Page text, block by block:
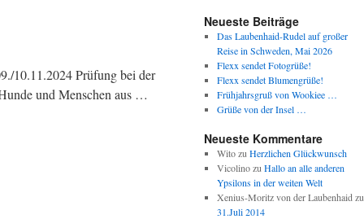
10.11.2024 Prüfung bei der
und Menschen aus …
Neueste Beiträge
Das Laubenhaid-Rudel auf großer
Reise in Schweden, Mai 2026
Flexx sendet Fotogrüße!
Flexx sendet Blumengrüße!
Frühjahrsgruß von Wookiee …
Grüße von der Insel …
Neueste Kommentare
Witozu Herzlichen Glückwunsch
Vicolinozu Hallo an alle anderen
Ypsilons in der weiten Welt
Xenius-Moritz von der Laubenhaid zu
31.Juli 2014